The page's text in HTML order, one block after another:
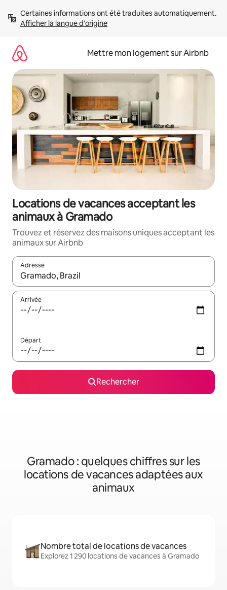
directement
Afficher la langue d'origine
Mettre mon logement sur Airbnb
Locations de vacances acceptant les
animaux à Gramado
Trouvez et réservez des maisons uniques acceptant les
animaux sur Airbnb
Adresse
Lorsque les résultats s'affichent, utilisez les flèches vers le
Arrivée
Départ
Rechercher
Gramado : quelques chiffres sur les
locations de vacances adaptées aux
animaux
Nombre total de locations de vacances
Explorez 1 290 locations de vacances à Gramado